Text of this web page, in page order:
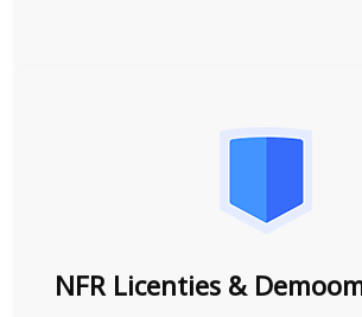
NFR Licenties &